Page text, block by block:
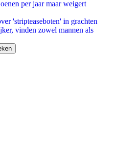
per jaar maar weigert
'stripteaseboten' in grachten
vinden zowel mannen als